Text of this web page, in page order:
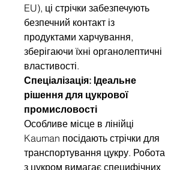
EU), ці стрічки забезпечують
безпечний контакт із
продуктами харчування,
зберігаючи їхні органолептичні
властивості.
Спеціалізація: Ідеальне
рішення для цукрової
промисловості
Особливе місце в лінійці
Kauman посідають стрічки для
транспортування цукру. Робота
з цукром вимагає специфічних